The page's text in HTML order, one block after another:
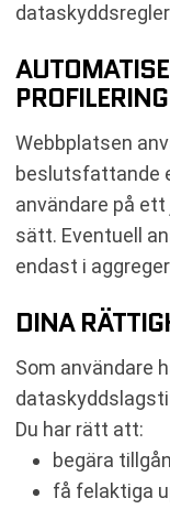
PROFILERING
Webbplatsen
beslutsfattande
användare på
sätt. Eventuell
endast i
DINA
Som användare
Du har rätt att:
begära
få felaktiga